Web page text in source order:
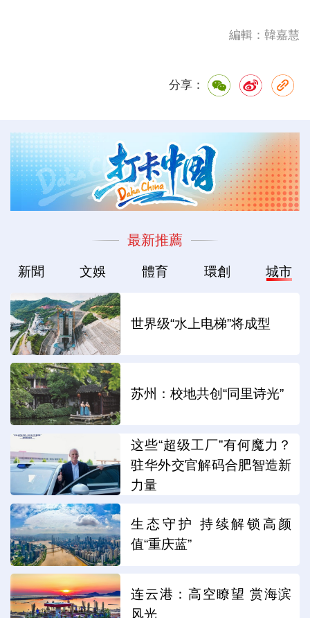
編輯：韓嘉慧
分享：
最新推薦
新聞 文娛 體育 環創 城市
世界级“水上电梯”将成型
苏州：校地共创“同里诗光”
这些“超级工厂”有何魔力？
驻华外交官解码合肥智造新
力量
生态守护 持续解锁高颜
值“重庆蓝”
连云港：高空瞭望 赏海滨
风光